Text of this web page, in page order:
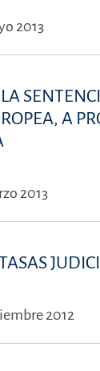
2013
A
2013
2012